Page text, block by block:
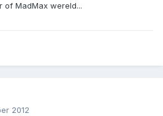
of MadMax wereld...
2012